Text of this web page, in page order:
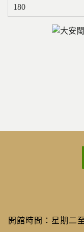
180
開館時間：星期二